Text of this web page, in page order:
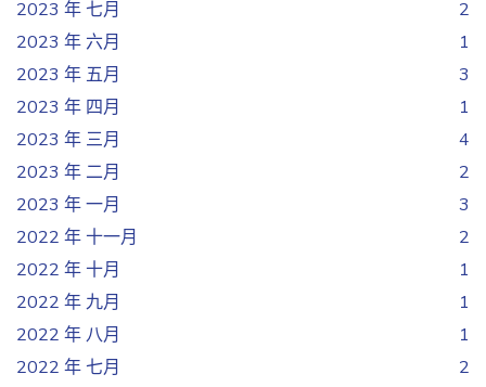
2023 年 七月
2
2023 年 六月
1
2023 年 五月
3
2023 年 四月
1
2023 年 三月
4
2023 年 二月
2
2023 年 一月
3
2022 年 十一月
2
2022 年 十月
1
2022 年 九月
1
2022 年 八月
1
2022 年 七月
2